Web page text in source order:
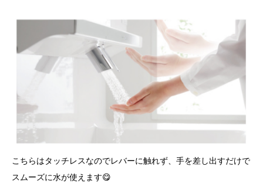
こちらはタッチレスなのでレバーに触れず、手を差し出すだけで
スムーズに水が使えます😋